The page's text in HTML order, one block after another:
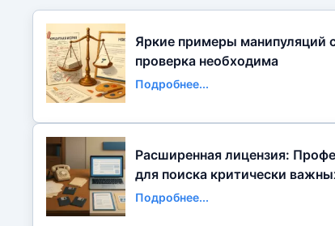
Яркие примеры манипуляций
проверка необходима
Подробнее...
Расширенная лицензия:
для поиска критически
Подробнее...